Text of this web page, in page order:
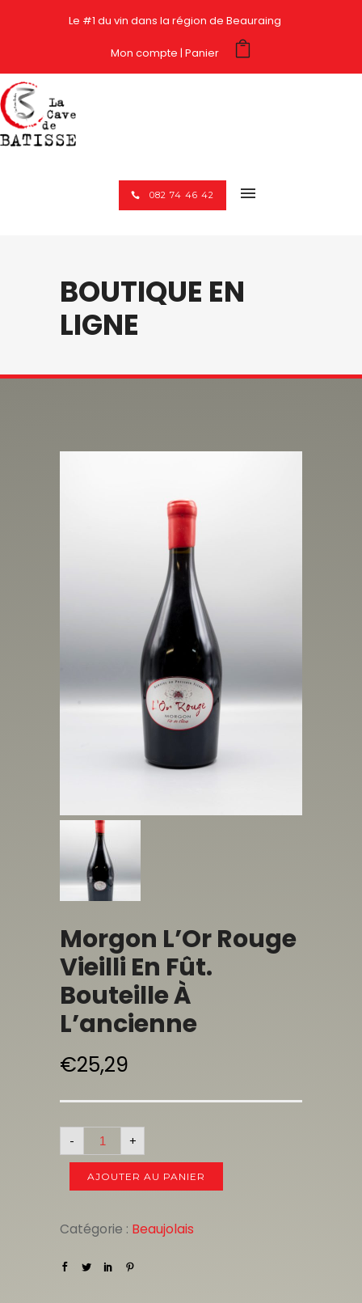
Le #1 du vin dans la région de Beauraing
Mon compte Panier
082 74 46 42
BOUTIQUE EN
LIGNE
Morgon L’Or Rouge
Vieilli En Fût.
Bouteille À
L’ancienne
€25,29
- +
AJOUTER AU PANIER
Catégorie : Beaujolais